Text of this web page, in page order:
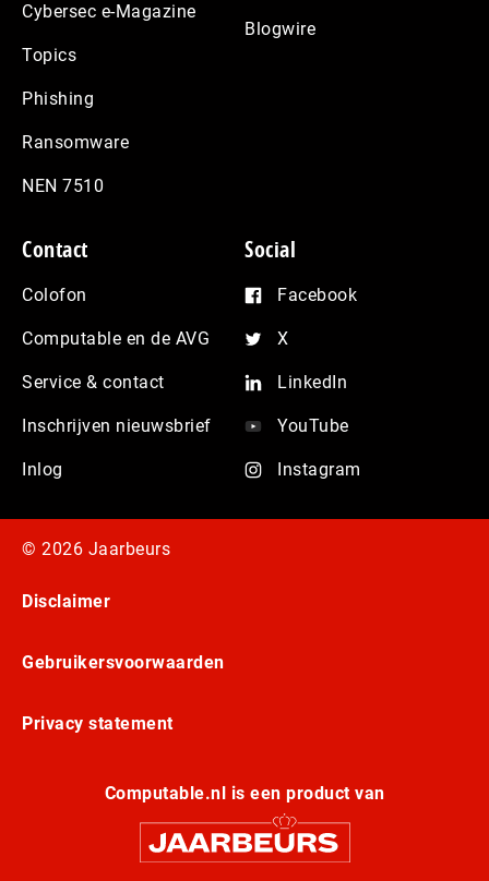
Cybersec e-Magazine
Topics
Phishing
Ransomware
NEN 7510
Blogwire
Contact
Colofon
Computable en de AVG
Service & contact
Inschrijven nieuwsbrief
Inlog
Social
Facebook
X
LinkedIn
YouTube
Instagram
© 2026 Jaarbeurs
Disclaimer
Gebruikersvoorwaarden
Privacy statement
Computable.nl is een product van